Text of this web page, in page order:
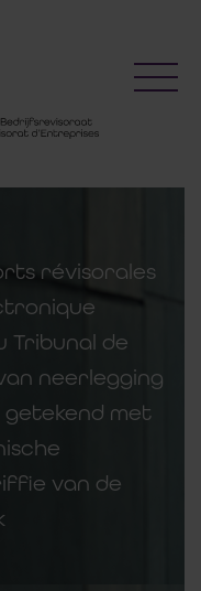
révisorales
Tribunal de
neerlegging
met
van de